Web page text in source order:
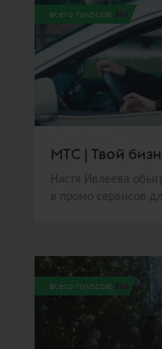
всего голосов: 267
МТС | Твой
Настя Ивлеева
в промо сервисов
всего голосов: 266